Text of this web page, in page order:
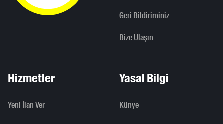
Geri Bildiriminiz
Bize Ulaşın
Hizmetler
Yeni İlan Ver
Yasal Bilgi
Künye